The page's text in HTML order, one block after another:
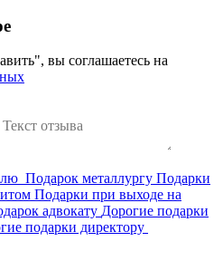
вы соглашаетесь на
Подарок металлургу Подарки
Подарки при выходе на
адвокату Дорогие подарки
подарки директору